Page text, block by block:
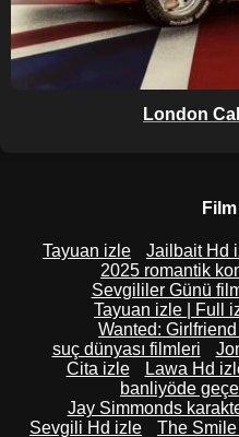
London
Tayuan izle Jailbait Hd
2025 romantik
Sevgililer Günü
Tayuan izle | Full
Wanted: Girlfriend
suç dünyası filmleri
Cita izle
Lawa Hd
banliyöde
Jay Simmonds
Sevgili Hd izle
The